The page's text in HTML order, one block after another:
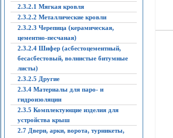
2.3.2.1 Мягкая кровля
2.3.2.2 Металлические кровли
2.3.2.3 Черепица (керамическая,
цементно-песчаная)
2.3.2.4 Шифер (асбестоцементный,
бесасбестовый, волнистые битумные
листы)
2.3.2.5 Другие
2.3.4 Материалы для паро- и
гидроизоляции
2.3.5 Комплектующие изделия для
устройства крыш
2.7 Двери, арки, ворота, турникеты,